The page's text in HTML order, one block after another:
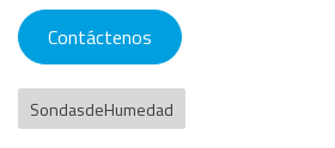
Contáctenos
SondasdeHumedad